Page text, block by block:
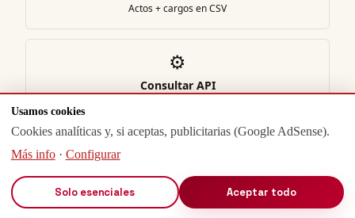
Actos + cargos en CSV
⚙️
Consultar API
Añadir a lista
Cartera/seguimiento
Usamos cookies
Cookies analíticas y, si aceptas, publicitarias (Google AdSense).
Más info· Configurar
Solo esenciales Aceptar todo